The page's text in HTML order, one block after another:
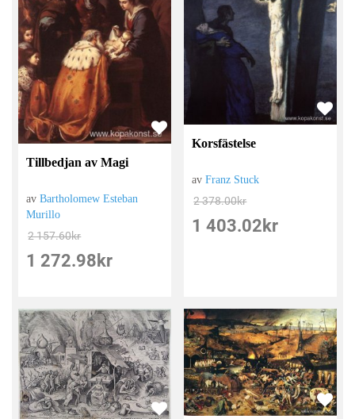
Tillbedjan av Magi
avBartholomew Esteban
Murillo
2 157.60kr
1 272.98 kr
Korsfästelse
avFranz Stuck
2 378.00kr
1 403.02 kr